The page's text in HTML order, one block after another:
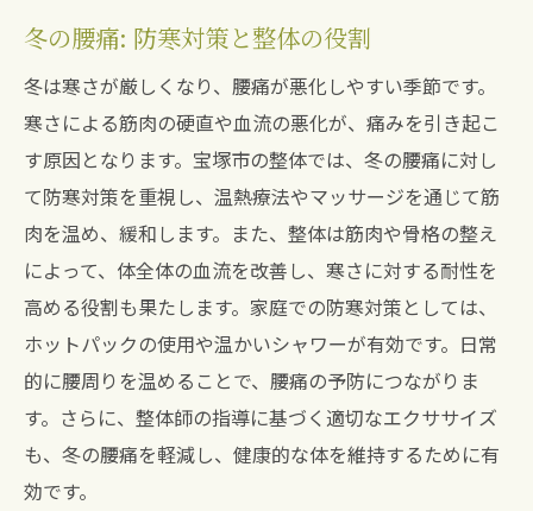
冬の腰痛: 防寒対策と整体の役割
冬は寒さが厳しくなり、腰痛が悪化しやすい季節です。
寒さによる筋肉の硬直や血流の悪化が、痛みを引き起こ
す原因となります。宝塚市の整体では、冬の腰痛に対し
て防寒対策を重視し、温熱療法やマッサージを通じて筋
肉を温め、緩和します。また、整体は筋肉や骨格の整え
によって、体全体の血流を改善し、寒さに対する耐性を
高める役割も果たします。家庭での防寒対策としては、
ホットパックの使用や温かいシャワーが有効です。日常
的に腰周りを温めることで、腰痛の予防につながりま
す。さらに、整体師の指導に基づく適切なエクササイズ
も、冬の腰痛を軽減し、健康的な体を維持するために有
効です。